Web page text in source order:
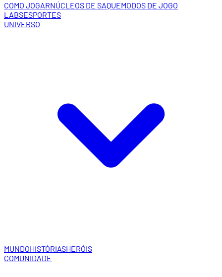
COMO JOGARNÚCLEOS DE SAQUEMODOS DE JOGO
LABSESPORTES
UNIVERSO
MUNDOHISTÓRIASHERÓIS
COMUNIDADE